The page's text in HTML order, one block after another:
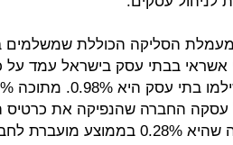
מעמלת הסליקה הכוללת שמשלמים
עסקה החברה שהנפיקה את כרטיס
עימו הלקוח ביצע את התשלום. היתרה שהיא 0.28% בממוצע